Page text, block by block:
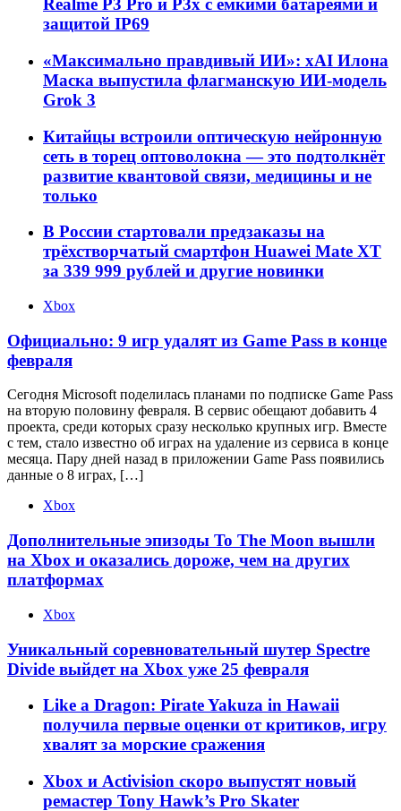
Realme P3 Pro и P3x с ёмкими батареями и
защитой IP69
«Максимально правдивый ИИ»: xAI Илона
Маска выпустила флагманскую ИИ-модель
Grok 3
Китайцы встроили оптическую нейронную
сеть в торец оптоволокна — это подтолкнёт
развитие квантовой связи, медицины и не
только
В России стартовали предзаказы на
трёхстворчатый смартфон Huawei Mate XT
за 339 999 рублей и другие новинки
Xbox
Официально: 9 игр удалят из Game Pass в конце
февраля
Сегодня Microsoft поделилась планами по подписке Game Pass
на вторую половину февраля. В сервис обещают добавить 4
проекта, среди которых сразу несколько крупных игр. Вместе
с тем, стало известно об играх на удаление из сервиса в конце
месяца. Пару дней назад в приложении Game Pass появились
данные о 8 играх, […]
Xbox
Дополнительные эпизоды To The Moon вышли
на Xbox и оказались дороже, чем на других
платформах
Xbox
Уникальный соревновательный шутер Spectre
Divide выйдет на Xbox уже 25 февраля
Like a Dragon: Pirate Yakuza in Hawaii
получила первые оценки от критиков, игру
хвалят за морские сражения
Xbox и Activision скоро выпустят новый
ремастер Tony Hawk’s Pro Skater